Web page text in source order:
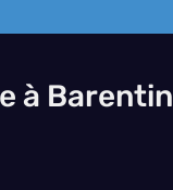
à Barentin